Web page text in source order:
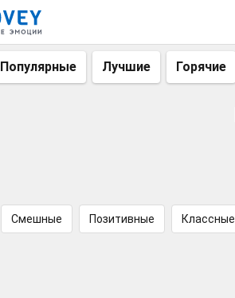
Популярные Лучшие Горячие
Смешные Позитивные Классные